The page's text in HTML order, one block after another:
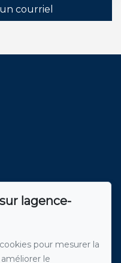
courriel
lagence-
pour mesurer la
le